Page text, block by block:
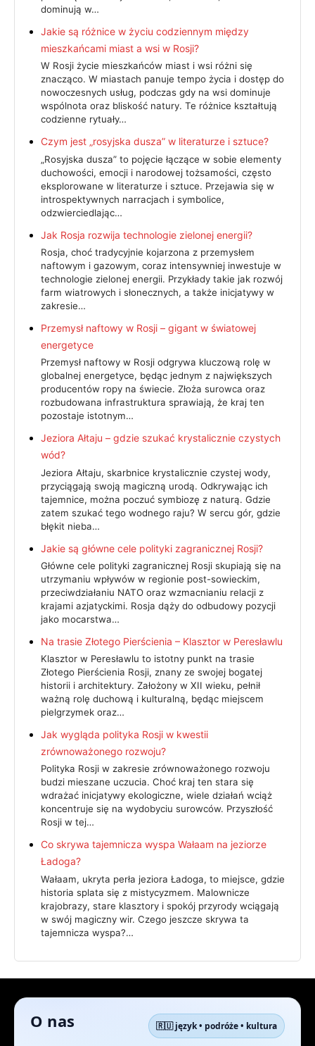
dominują w…
Jakie są różnice w życiu codziennym między
mieszkańcami miast a wsi w Rosji?
W Rosji życie mieszkańców miast i wsi różni się
znacząco. W miastach panuje tempo życia i dostęp do
nowoczesnych usług, podczas gdy na wsi dominuje
wspólnota oraz bliskość natury. Te różnice kształtują
codzienne rytuały…
Czym jest „rosyjska dusza” w literaturze i sztuce?
„Rosyjska dusza” to pojęcie łączące w sobie elementy
duchowości, emocji i narodowej tożsamości, często
eksplorowane w literaturze i sztuce. Przejawia się w
introspektywnych narracjach i symbolice,
odzwierciedlając…
Jak Rosja rozwija technologie zielonej energii?
Rosja, choć tradycyjnie kojarzona z przemysłem
naftowym i gazowym, coraz intensywniej inwestuje w
technologie zielonej energii. Przykłady takie jak rozwój
farm wiatrowych i słonecznych, a także inicjatywy w
zakresie…
Przemysł naftowy w Rosji – gigant w światowej
energetyce
Przemysł naftowy w Rosji odgrywa kluczową rolę w
globalnej energetyce, będąc jednym z największych
producentów ropy na świecie. Złoża surowca oraz
rozbudowana infrastruktura sprawiają, że kraj ten
pozostaje istotnym…
Jeziora Ałtaju – gdzie szukać krystalicznie czystych
wód?
Jeziora Ałtaju, skarbnice krystalicznie czystej wody,
przyciągają swoją magiczną urodą. Odkrywając ich
tajemnice, można poczuć symbiozę z naturą. Gdzie
zatem szukać tego wodnego raju? W sercu gór, gdzie
błękit nieba…
Jakie są główne cele polityki zagranicznej Rosji?
Główne cele polityki zagranicznej Rosji skupiają się na
utrzymaniu wpływów w regionie post-sowieckim,
przeciwdziałaniu NATO oraz wzmacnianiu relacji z
krajami azjatyckimi. Rosja dąży do odbudowy pozycji
jako mocarstwa…
Na trasie Złotego Pierścienia – Klasztor w Peresławlu
Klasztor w Peresławlu to istotny punkt na trasie
Złotego Pierścienia Rosji, znany ze swojej bogatej
historii i architektury. Założony w XII wieku, pełnił
ważną rolę duchową i kulturalną, będąc miejscem
pielgrzymek oraz…
Jak wygląda polityka Rosji w kwestii
zrównoważonego rozwoju?
Polityka Rosji w zakresie zrównoważonego rozwoju
budzi mieszane uczucia. Choć kraj ten stara się
wdrażać inicjatywy ekologiczne, wiele działań wciąż
koncentruje się na wydobyciu surowców. Przyszłość
Rosji w tej…
Co skrywa tajemnicza wyspa Wałaam na jeziorze
Ładoga?
Wałaam, ukryta perła jeziora Ładoga, to miejsce, gdzie
historia splata się z mistycyzmem. Malownicze
krajobrazy, stare klasztory i spokój przyrody wciągają
w swój magiczny wir. Czego jeszcze skrywa ta
tajemnicza wyspa?…
O nas 🇷🇺 język • podróże • kultura